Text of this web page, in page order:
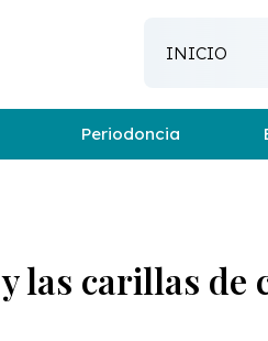
INICIO
Periodoncia
las carillas de